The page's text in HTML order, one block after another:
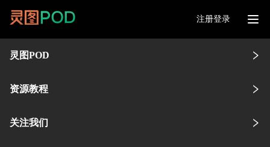
注册登录
灵图POD
资源教程
关注我们